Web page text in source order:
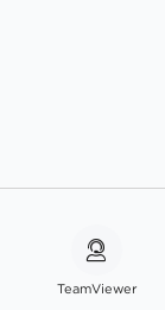
TeamViewer